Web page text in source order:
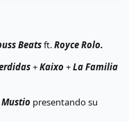
Beatsft.Royce Rolo.
+Kaixo +La Familia
Mustio presentando su